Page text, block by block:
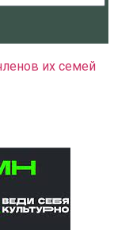
их семей